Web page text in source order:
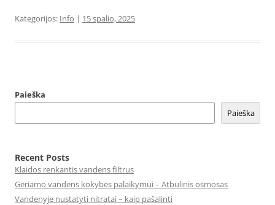
Kategorijos: Info | 15 spalio, 2025
Paieška
Paieška
Recent Posts
Klaidos renkantis vandens filtrus
Geriamo vandens kokybės palaikymui – Atbulinis osmosas
Vandenyje nustatyti nitratai – kaip pašalinti